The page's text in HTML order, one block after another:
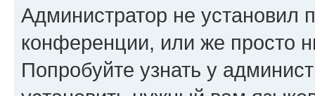
Администратор не установил
конференции, или же просто
Попробуйте узнать у